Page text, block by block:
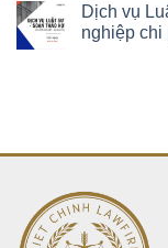
Dịch vụ
nghiệp chi